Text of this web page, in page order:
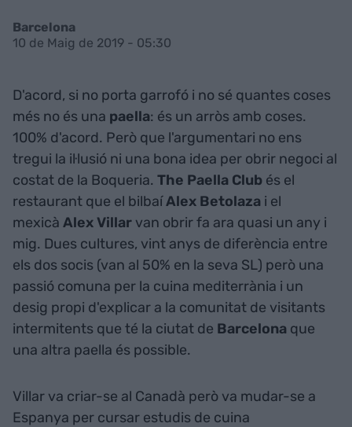
Barcelona
10 de Maig de 2019 - 05:30
D'acord, si no porta garrofó i no sé quantes coses
més no és una paella: és un arròs amb coses.
100% d'acord. Però que l'argumentari no ens
tregui la il·lusió ni una bona idea per obrir negoci al
costat de la Boqueria. The Paella Club és el
restaurant que el bilbaíAlex Betolaza i el
mexicà Alex Villar van obrir fa ara quasi un any i
mig. Dues cultures, vint anys de diferència entre
els dos socis (van al 50% en la seva SL) però una
passió comuna per la cuina mediterrània i un
desig propi d'explicar a la comunitat de visitants
intermitents que té la ciutat de Barcelona que
una altra paella és possible.
Villar va criar-se al Canadà però va mudar-se a
Espanya per cursar estudis de cuina